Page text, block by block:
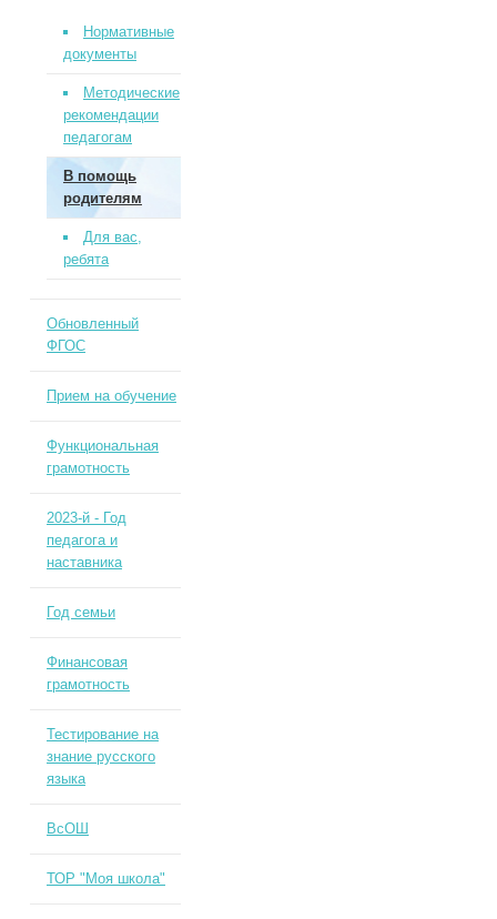
Нормативные
документы
Методические
рекомендации
педагогам
В помощь
родителям
Для вас,
ребята
Обновленный
ФГОС
Прием на обучение
Функциональная
грамотность
2023-й - Год
педагога и
наставника
Год семьи
Финансовая
грамотность
Тестирование на
знание русского
языка
ВсОШ
ТОР "Моя школа"